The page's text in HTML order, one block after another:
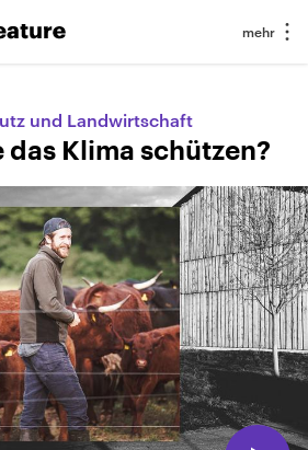
und Landwirtschaft
das Klima schützen?